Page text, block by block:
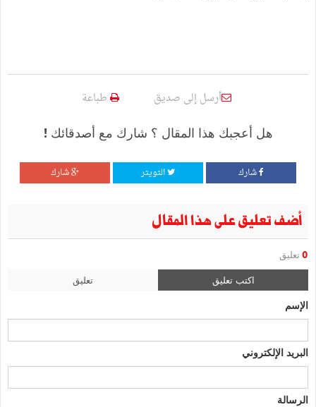
أرسل إلى صديق طباعة
هل أعجبك هذا المقال ؟ شارك مع أصدقائك !
شارك التويتر شارك
أضف تعليق على هذا المقال
0 تعليق
اكتب تعليق تعليق
الإسم
البريد الإلكتروني
الرسالة